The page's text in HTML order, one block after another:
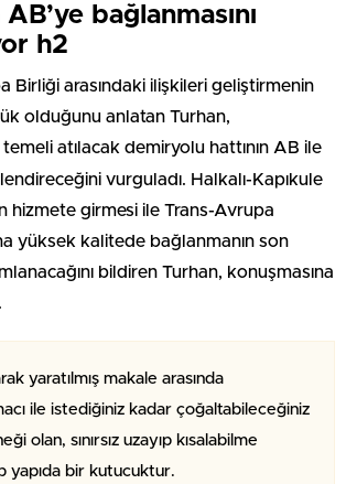
bağlanmasını
h2
Birliği arasındaki ilişkileri geliştirmenin
olduğunu anlatan Turhan,
temeli atılacak demiryolu hattının AB ile
vurguladı. Halkalı-Kapıkule
hizmete girmesi ile Trans-Avrupa
yüksek kalitede bağlanmanın son
bildiren Turhan, konuşmasına
yaratılmış makale arasında
ile istediğiniz kadar çoğaltabileceğiniz
olan, sınırsız uzayıp kısalabilme
yapıda bir kutucuktur.